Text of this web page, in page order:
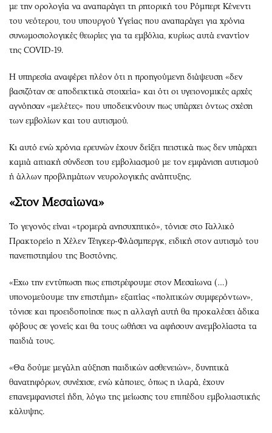
με την ορολογία να αναπαράγει τη ρητορική του Ρόμπερτ Κένεντι
του νεότερου, του υπουργού Υγείας που αναπαράγει για χρόνια
συνωμοσιολογικές θεωρίες για τα εμβόλια, κυρίως αυτά εναντίον
της COVID-19.
Η υπηρεσία αναφέρει πλέον ότι η προηγούμενη διάψευση «δεν
βασιζόταν σε αποδεικτικά στοιχεία» και ότι οι υγειονομικές αρχές
αγνόησαν «μελέτες» που υποδεικνύουν πως υπάρχει όντως σχέση
των εμβολίων και του αυτισμού.
Κι αυτό ενώ χρόνια ερευνών έχουν δείξει πειστικά πως δεν υπάρχει
καμιά αιτιακή σύνδεση του εμβολιασμού με τον εμφάνιση αυτισμού
ή άλλων προβλημάτων νευρολογικής ανάπτυξης.
«Στον Μεσαίωνα»
Το γεγονός είναι «τρομερά ανησυχητικό», τόνισε στο Γαλλικό
Πρακτορείο η Χέλεν Τέιγκερ-Φλάσμπεργκ, ειδική στον αυτισμό του
πανεπιστημίου της Βοστόνης.
«Εχω την εντύπωση πως επιστρέφουμε στον Μεσαίωνα (…)
υπονομεύουμε την επιστήμη» εξαιτίας «πολιτικών συμφερόντων»,
τόνισε και προειδοποίησε πως η αλλαγή αυτή θα προκαλέσει άδικα
φόβους σε γονείς και θα τους ωθήσει να αφήσουν ανεμβολίαστα τα
παιδιά τους.
«Θα δούμε μεγάλη αύξηση παιδικών ασθενειών», δυνητικά
θανατηφόρων, συνέχισε, ενώ κάποιες, όπως η ιλαρά, έχουν
επανεμφανιστεί ήδη, λόγω της μείωσης του επιπέδου εμβολιαστικής
κάλυψης.